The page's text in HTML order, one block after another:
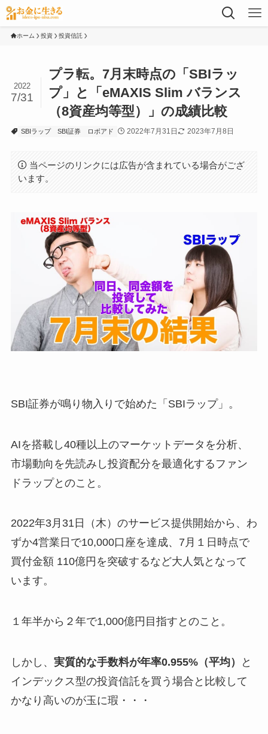
ホーム 投資 投資信託
プラ転。7月末時点の「SBIラッ
プ」と「eMAXIS Slim バランス
（8資産均等型）」の成績比較
2022
7/31
SBIラップ SBI証券 ロボアド 2022年7月31日 2023年7月8日
当ページのリンクには広告が含まれている場合がござ
います。
SBI証券が鳴り物入りで始めた「SBIラップ」。
AIを搭載し40種以上のマーケットデータを分析、
市場動向を先読みし投資配分を最適化するファン
ドラップとのこと。
2022年3月31日（木）のサービス提供開始から、わ
ずか4営業日で10,000口座を達成、7月１日時点で
買付金額 110億円を突破するなど大人気となって
います。
１年半から２年で1,000億円目指すとのこと。
しかし、 実質的な手数料が年率0.955%（平均）
と
インデックス型の投資信託を買う場合と比較して
かなり高いのが玉に瑕・・・